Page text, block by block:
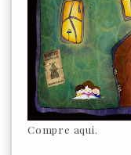
Compre aqui.